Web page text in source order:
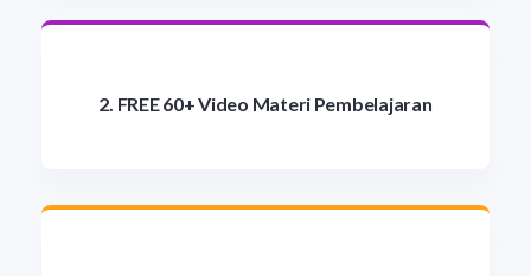
2. FREE 60+ Video Materi Pembelajaran